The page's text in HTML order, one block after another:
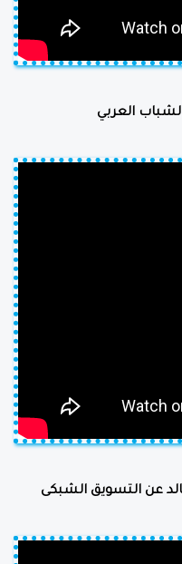
العربي
عن التسويق الشبكى